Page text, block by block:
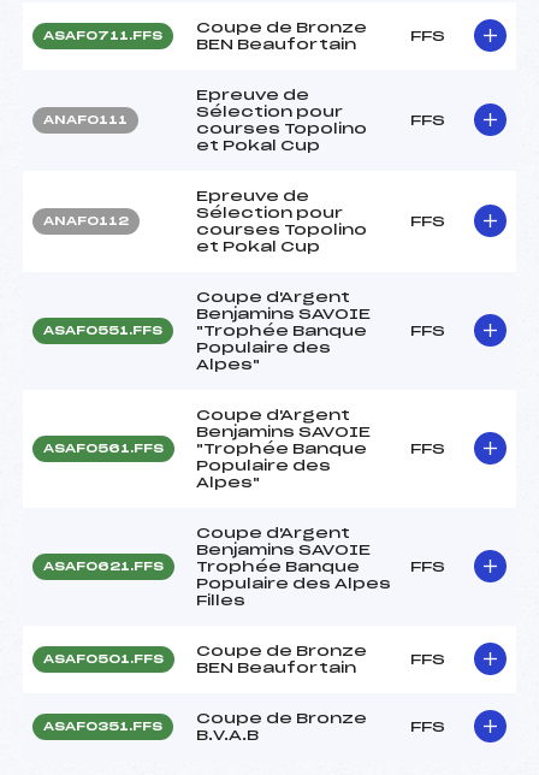
ASAF0711.FFS
Coupe de Bronze
BEN Beaufortain
FFS
ANAF0111
Epreuve de
Sélection pour
courses Topolino
et Pokal Cup
FFS
ANAF0112
Epreuve de
Sélection pour
courses Topolino
et Pokal Cup
FFS
ASAF0551.FFS
Coupe d'Argent
Benjamins SAVOIE
"Trophée Banque
Populaire des
Alpes"
FFS
ASAF0561.FFS
Coupe d'Argent
Benjamins SAVOIE
"Trophée Banque
Populaire des
Alpes"
FFS
ASAF0621.FFS
Coupe d'Argent
Benjamins SAVOIE
Trophée Banque
Populaire des Alpes
Filles
FFS
ASAF0501.FFS
Coupe de Bronze
BEN Beaufortain
FFS
ASAF0351.FFS
Coupe de Bronze
B.V.A.B
FFS